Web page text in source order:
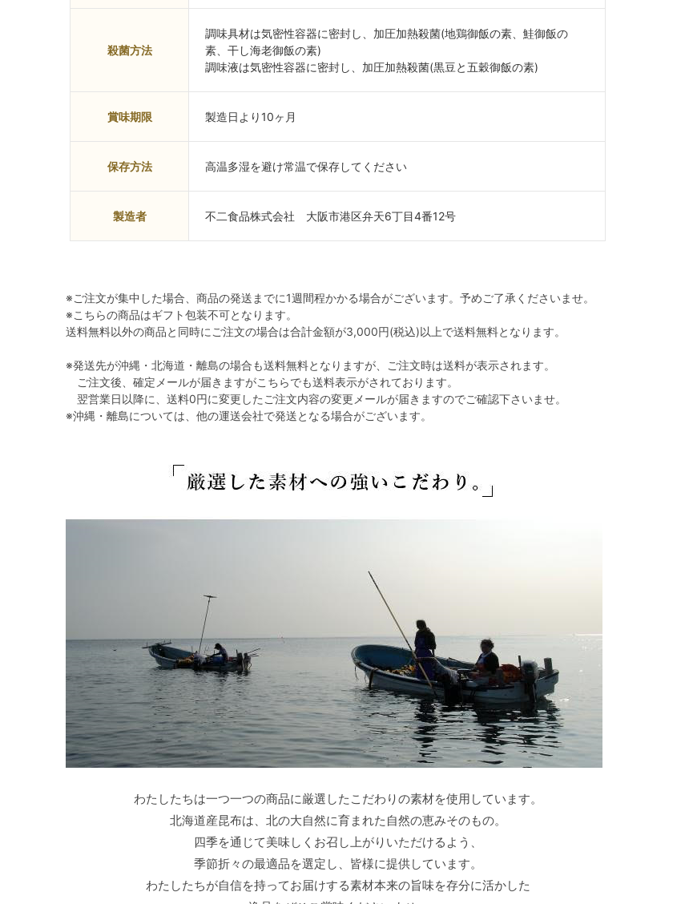
殺菌方法
調味具材は気密性容器に密封し、加圧加熱殺菌(地鶏御飯の素、鮭御飯の
素、干し海老御飯の素)
調味液は気密性容器に密封し、加圧加熱殺菌(黒豆と五穀御飯の素)
賞味期限 製造日より10ヶ月
保存方法 高温多湿を避け常温で保存してください
製造者 不二食品株式会社 大阪市港区弁天6丁目4番12号
※ご注文が集中した場合、商品の発送までに1週間程かかる場合がございます。予めご了承くださいませ。
※こちらの商品はギフト包装不可となります。
送料無料以外の商品と同時にご注文の場合は合計金額が3,000円(税込)以上で送料無料となります。
※発送先が沖縄・北海道・離島の場合も送料無料となりますが、ご注文時は送料が表示されます。
ご注文後、確定メールが届きますがこちらでも送料表示がされております。
翌営業日以降に、送料0円に変更したご注文内容の変更メールが届きますのでご確認下さいませ。
※沖縄・離島については、他の運送会社で発送となる場合がございます。
わたしたちは一つ一つの商品に厳選したこだわりの素材を使用しています。
北海道産昆布は、北の大自然に育まれた自然の恵みそのもの。
四季を通じて美味しくお召し上がりいただけるよう、
季節折々の最適品を選定し、皆様に提供しています。
わたしたちが自信を持ってお届けする素材本来の旨味を存分に活かした